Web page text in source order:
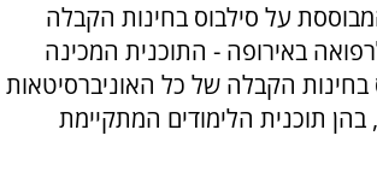
על סילבוס בחינות הקבלה
באירופה - התוכנית המכינה
בחינות הקבלה של כל האוניברסיטאות
תוכנית הלימודים המתקיימת